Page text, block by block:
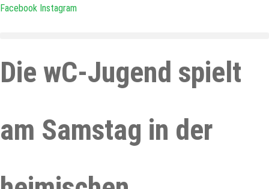
Zum
Facebook Instagram
Die wC-Jugend spielt
am Samstag in der